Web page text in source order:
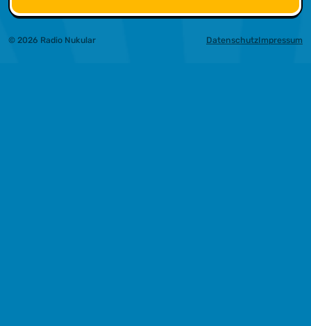
© 2026 Radio Nukular DatenschutzImpressum